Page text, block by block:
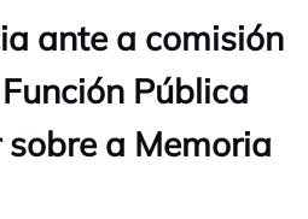
ante a comisión
Pública
a Memoria